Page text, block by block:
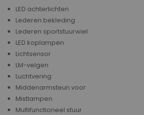
LED achterlichten
Lederen bekleding
Lederen sportstuurwiel
LED koplampen
Lichtsensor
LM-velgen
Luchtvering
Middenarmsteun voor
Mistlampen
Multifunctioneel stuur